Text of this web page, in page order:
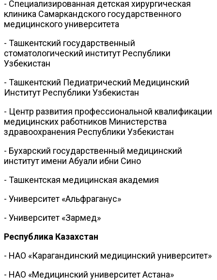
- Специализированная детская хирургическая
клиника Самаркандского государственного
медицинского университета
- Ташкентский государственный
стоматологический институт Республики
Узбекистан
- Ташкентский Педиатрический Медицинский
Институт Республики Узбекистан
- Центр развития профессиональной квалификации
медицинских работников Министерства
здравоохранения Республики Узбекистан
- Бухарский государственный медицинский
институт имени Абуали ибни Сино
- Ташкентская медицинская академия
- Университет «Альфраганус»
- Университет «Зармед»
Республика Казахстан
- НАО «Карагандинский медицинский университет»
- НАО «Медицинский университет Астана»